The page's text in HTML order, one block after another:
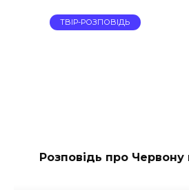
ТВІР-РОЗПОВІДЬ
Розповідь про Червону